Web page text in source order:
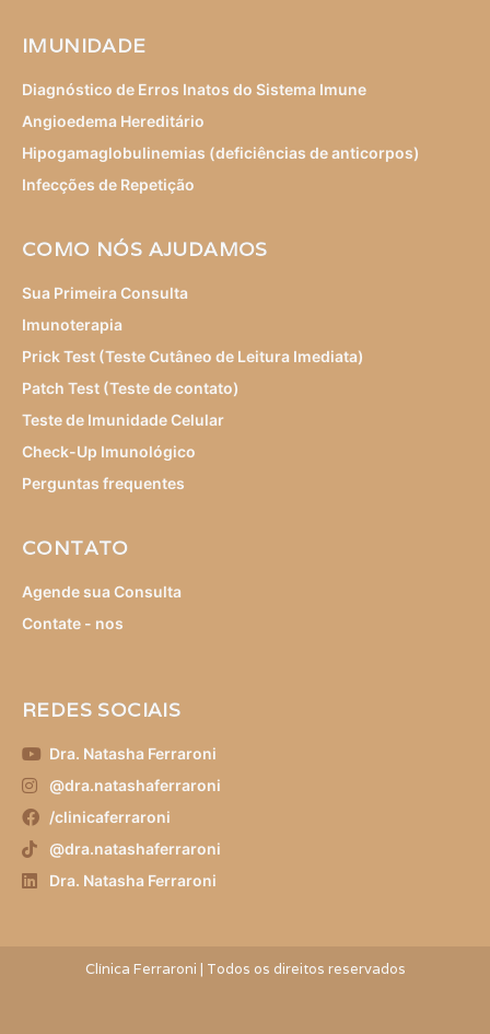
IMUNIDADE
Diagnóstico de Erros Inatos do Sistema Imune
Angioedema Hereditário
Hipogamaglobulinemias (deficiências de anticorpos)
Infecções de Repetição
COMO NÓS AJUDAMOS
Sua Primeira Consulta
Imunoterapia
Prick Test (Teste Cutâneo de Leitura Imediata)
Patch Test (Teste de contato)
Teste de Imunidade Celular
Check-Up Imunológico
Perguntas frequentes
CONTATO
Agende sua Consulta
Contate - nos
REDES SOCIAIS
Dra. Natasha Ferraroni
@dra.natashaferraroni
/clinicaferraroni
@dra.natashaferraroni
Dra. Natasha Ferraroni
Clínica Ferraroni | Todos os direitos reservados